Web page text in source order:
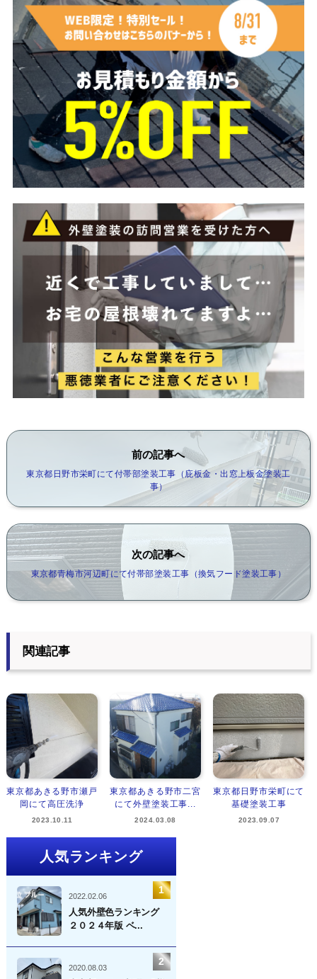
前の記事へ
東京都日野市栄町にて付帯部塗装工事（庇板金・出窓上板金塗装工
事）
次の記事へ
東京都青梅市河辺町にて付帯部塗装工事（換気フード塗装工事）
関連記事
東京都あきる野市瀬戸
岡にて高圧洗浄
2023.10.11
東京都あきる野市二宮
にて外壁塗装工事...
2024.03.08
東京都日野市栄町にて
基礎塗装工事
2023.09.07
人気ランキング
2022.02.06
人気外壁色ランキング
２０２４年版 ベ...
2020.08.03